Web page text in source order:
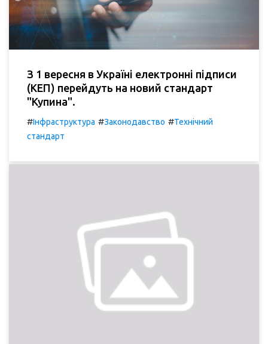
З 1 вересня в Україні електронні підписи
(КЕП) перейдуть на новий стандарт
"Купина".
#Інфраструктура #Законодавство #Технічний
стандарт